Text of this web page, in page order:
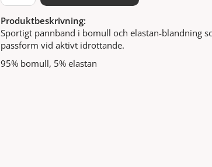
Produktbeskrivning:
Sportigt pannband i bomull och elastan-blandning
passform vid aktivt idrottande.
95% bomull, 5% elastan